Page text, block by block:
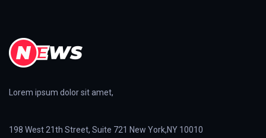
Lorem ipsum dolor sit amet,
198 West 21th Street, Suite 721 New York,NY 10010